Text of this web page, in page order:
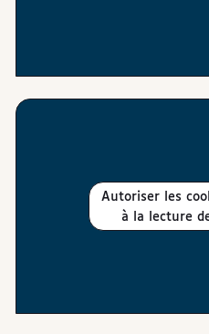
Autoriser les cookies nécessaires
à la lecture